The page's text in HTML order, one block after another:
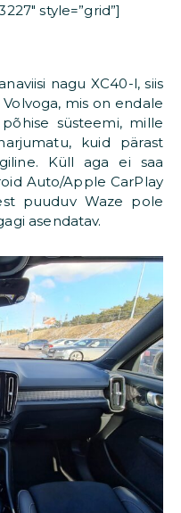
style=”grid”]
nagu XC40-l, siis
mis on endale
süsteemi, mille
kuid pärast
Küll aga ei saa
Auto/Apple CarPlay
puuduv Waze pole
asendatav.